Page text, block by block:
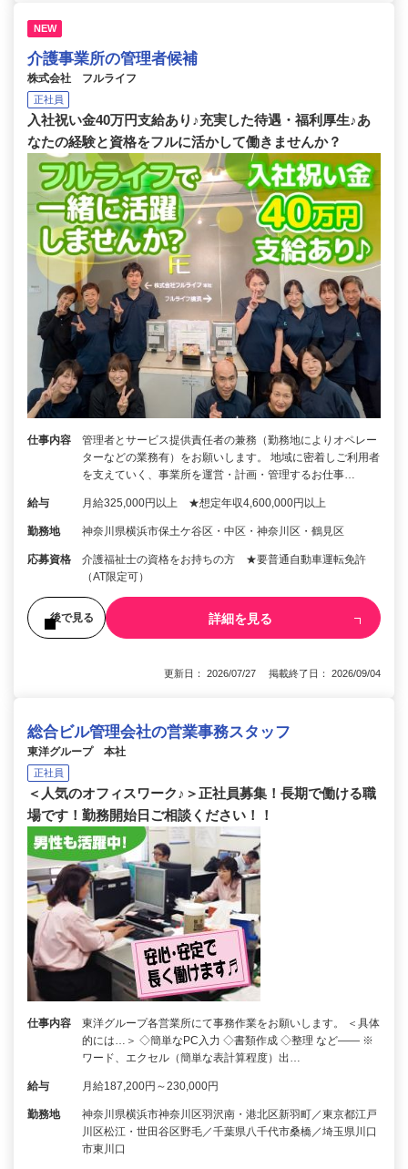
NEW
介護事業所の管理者候補
株式会社 フルライフ
正社員
入社祝い金40万円支給あり♪充実した待遇・福利厚生♪あ
なたの経験と資格をフルに活かして働きませんか？
仕事内容
管理者とサービス提供責任者の兼務（勤務地によりオペレー
ターなどの業務有）をお願いします。 地域に密着しご利用者
を支えていく、事業所を運営・計画・管理するお仕事…
給与 月給325,000円以上 ★想定年収4,600,000円以上
勤務地 神奈川県横浜市保土ケ谷区・中区・神奈川区・鶴見区
応募資格
介護福祉士の資格をお持ちの方 ★要普通自動車運転免許
（AT限定可）
後で見る 詳細を見る
更新日： 2026/07/27 掲載終了日： 2026/09/04
総合ビル管理会社の営業事務スタッフ
東洋グループ 本社
正社員
＜人気のオフィスワーク♪＞正社員募集！長期で働ける職
場です！勤務開始日ご相談ください！！
仕事内容
東洋グループ各営業所にて事務作業をお願いします。 ＜具体
的には…＞ ◇簡単なPC入力 ◇書類作成 ◇整理 など―― ※
ワード、エクセル（簡単な表計算程度）出…
給与 月給187,200円～230,000円
勤務地
神奈川県横浜市神奈川区羽沢南・港北区新羽町／東京都江戸
川区松江・世田谷区野毛／千葉県八千代市桑橋／埼玉県川口
市東川口